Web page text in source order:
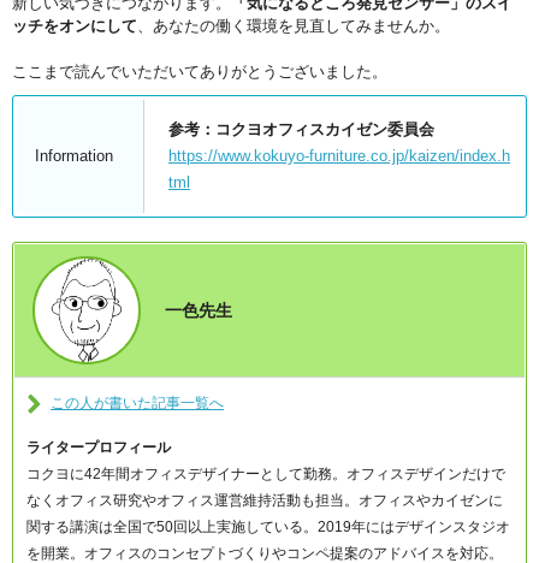
ッチをオンにして 、あなたの働く環境を見直してみませんか。
ここまで読んでいただいてありがとうございました。
Information
参考：コクヨオフィスカイゼン委員会
https://www.kokuyo-furniture.co.jp/kaizen/index.h
tml
一色先生
この人が書いた記事一覧へ
ライタープロフィール
コクヨに42年間オフィスデザイナーとして勤務。オフィスデザインだけで
なくオフィス研究やオフィス運営維持活動も担当。オフィスやカイゼンに
関する講演は全国で50回以上実施している。2019年にはデザインスタジオ
を開業。オフィスのコンセプトづくりやコンペ提案のアドバイスを対応。